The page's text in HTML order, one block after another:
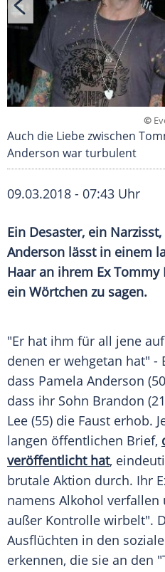
©
Auch die Liebe zwischen
Anderson war turbulent
09.03.2018 - 07:43 Uhr
Ein Desaster, ein
Anderson lässt in einem
Haar an ihrem ExTommy
ein Wörtchen zu sagen.
"Er hat ihm für all jene
denen er wehgetan hat" -
dass Pamela Anderson
dass ihr Sohn Brandon
Lee (55) die Faust erhob.
langen öffentlichen Brief,
veröffentlicht hat,
brutale Aktion durch. Ihr
namens Alkohol verfallen
außer Kontrolle wirbelt".
Ausflüchten in den
erkennen, die sie an den "